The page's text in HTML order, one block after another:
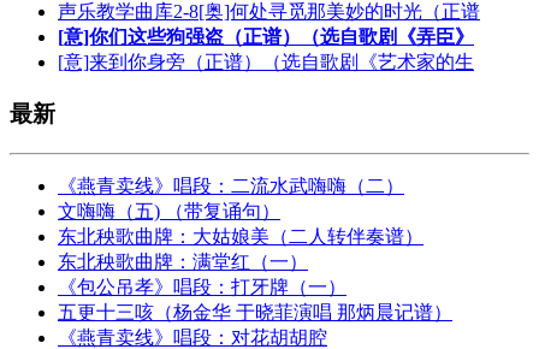
声乐教学曲库2-8[奥]何处寻觅那美妙的时光（正谱
[意]你们这些狗强盗（正谱）（选自歌剧《弄臣》
[意]来到你身旁（正谱）（选自歌剧《艺术家的生
最新
《燕青卖线》唱段：二流水武嗨嗨（二）
文嗨嗨（五) （带复诵句）
东北秧歌曲牌：大姑娘美（二人转伴奏谱）
东北秧歌曲牌：满堂红（一）
《包公吊孝》唱段：打牙牌（一）
五更十三咳（杨金华 于晓菲演唱 那炳晨记谱）
《燕青卖线》唱段：对花胡胡腔